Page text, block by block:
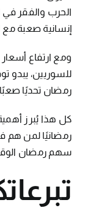
الحرب والفقر في
إنسانية صعبة مع
ومع ارتفاع أسعار
للسوريين، يبدو
رمضان تحديًا
كل هذا يُبرز
رمضانيًا لمن هم
سهم رمضان